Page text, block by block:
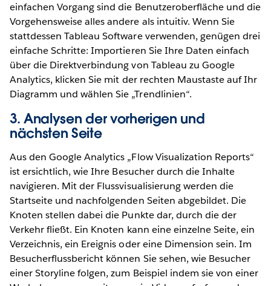
einfachen Vorgang sind die Benutzeroberfläche und die
Vorgehensweise alles andere als intuitiv. Wenn Sie
stattdessen Tableau Software verwenden, genügen drei
einfache Schritte: Importieren Sie Ihre Daten einfach
über die Direktverbindung von Tableau zu Google
Analytics, klicken Sie mit der rechten Maustaste auf Ihr
Diagramm und wählen Sie „Trendlinien“.
3. Analysen der vorherigen und
nächsten Seite
Aus den Google Analytics „Flow Visualization Reports“
ist ersichtlich, wie Ihre Besucher durch die Inhalte
navigieren. Mit der Flussvisualisierung werden die
Startseite und nachfolgenden Seiten abgebildet. Die
Knoten stellen dabei die Punkte dar, durch die der
Verkehr fließt. Ein Knoten kann eine einzelne Seite, ein
Verzeichnis, ein Ereignis oder eine Dimension sein. Im
Besucherflussbericht können Sie sehen, wie Besucher
einer Storyline folgen, zum Beispiel indem sie von einer